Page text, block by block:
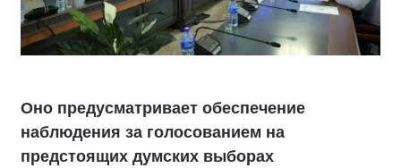
Оно предусматривает обеспечение
наблюдения за голосованием на
предстоящих думских выборах